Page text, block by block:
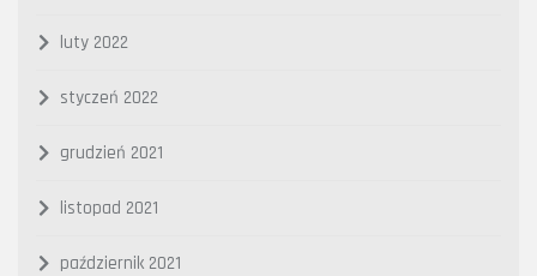
luty 2022
styczeń 2022
grudzień 2021
listopad 2021
październik 2021